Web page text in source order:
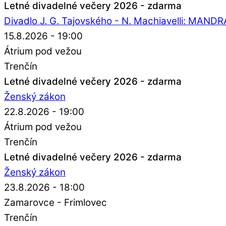
Letné divadelné večery 2026 - zdarma
Divadlo J. G. Tajovského - N. Machiavelli:
15.8.2026 - 19:00
Átrium pod vežou
Trenčín
Letné divadelné večery 2026 - zdarma
Ženský zákon
22.8.2026 - 19:00
Átrium pod vežou
Trenčín
Letné divadelné večery 2026 - zdarma
Ženský zákon
23.8.2026 - 18:00
Zamarovce - Frimlovec
Trenčín